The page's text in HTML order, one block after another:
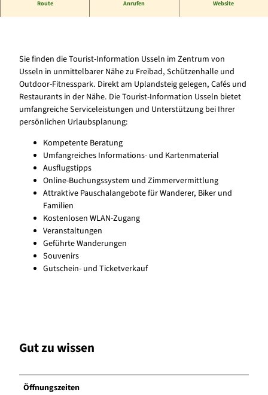
Route Anrufen Website
Service und Unterstützung bei Ihrer Urlaubsplanung
Sie finden die Tourist-Information Usseln im Zentrum von
Usseln in unmittelbarer Nähe zu Freibad, Schützenhalle und
Outdoor-Fitnesspark. Direkt am Uplandsteig gelegen, Cafés und
Restaurants in der Nähe. Die Tourist-Information Usseln bietet
umfangreiche Serviceleistungen und Unterstützung bei Ihrer
persönlichen Urlaubsplanung:
Kompetente Beratung
Umfangreiches Informations- und Kartenmaterial
Ausflugstipps
Online-Buchungssystem und Zimmervermittlung
Attraktive Pauschalangebote für Wanderer, Biker und
Familien
Kostenlosen WLAN-Zugang
Veranstaltungen
Geführte Wanderungen
Souvenirs
Gutschein- und Ticketverkauf
Gut zu wissen
Öffnungszeiten